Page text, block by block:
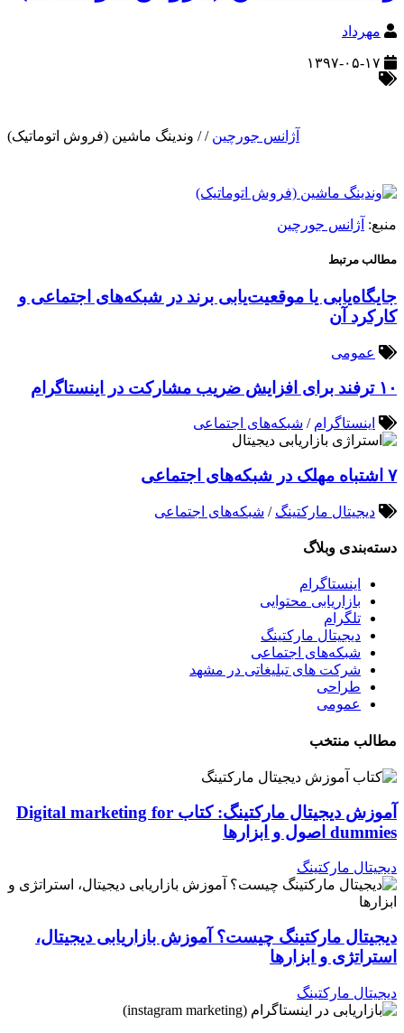
مهرداد
آژانس جورچین /
/ وندینگ ماشین (فروش اتوماتیک)
منبع: آژانس جورچین
مطالب مرتبط
جایگاه‌یابی یا موقعیت‌یابی برند در شبکه‌های اجتماعی و
کارکرد آن
عمومی
۱۰ ترفند برای افزایش ضریب مشارکت در اینستاگرام
اینستاگرام / شبکه‌های اجتماعی
۷ اشتباه مهلک در شبکه‌های اجتماعی
دیجیتال مارکتینگ / شبکه‌های اجتماعی
دسته‌بندی وبلاگ
اینستاگرام
بازاریابی محتوایی
تلگرام
دیجیتال مارکتینگ
شبکه‌های اجتماعی
شرکت های تبلیغاتی در مشهد
طراحی
عمومی
مطالب منتخب
آموزش دیجیتال مارکتینگ: کتاب Digital marketing for
dummies اصول و ابزارها
دیجیتال مارکتینگ
دیجیتال مارکتینگ چیست؟ آموزش بازاریابی دیجیتال،
استراتژی و ابزارها
دیجیتال مارکتینگ